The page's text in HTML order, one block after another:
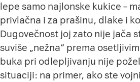
lepe samo najlonske kukice –
privlačna i za prašinu, dlake i
Dugovečnost joj zato nije jača
suviše „nežna“ prema
buka pri odlepljivanju nije
situaciji: na primer, ako ste